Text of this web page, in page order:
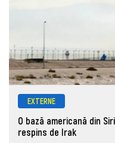
EXTERNE
O bază americană din
respins de Irak